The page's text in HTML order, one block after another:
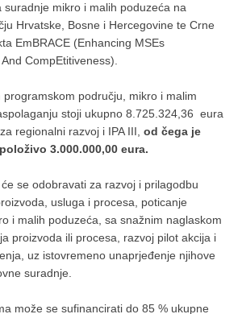
suradnje mikro i malih poduzeća na
Hrvatske, Bosne i Hercegovine te Crne
EmBRACE (Enhancing MSEs
CompEtitiveness).
programskom području, mikro i malim
stoji ukupno 8.725.324,36 eura
regionalni razvoj i IPA III,od čega je
3.000.000,00 eura.
se odobravati za razvoj i prilagodbu
usluga i procesa, poticanje
i malih poduzeća, sa snažnim naglaskom
proizvoda ili procesa, razvoj pilot akcija i
uz istovremeno unaprjeđenje njihove
suradnje.
može se sufinancirati do 85 % ukupne